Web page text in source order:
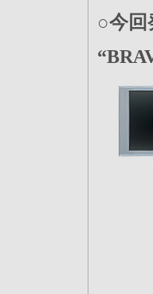
○今回